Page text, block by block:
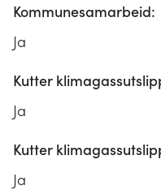
Kommunesamarbeid:
Ja
Kutter
Ja
Kutter
Ja